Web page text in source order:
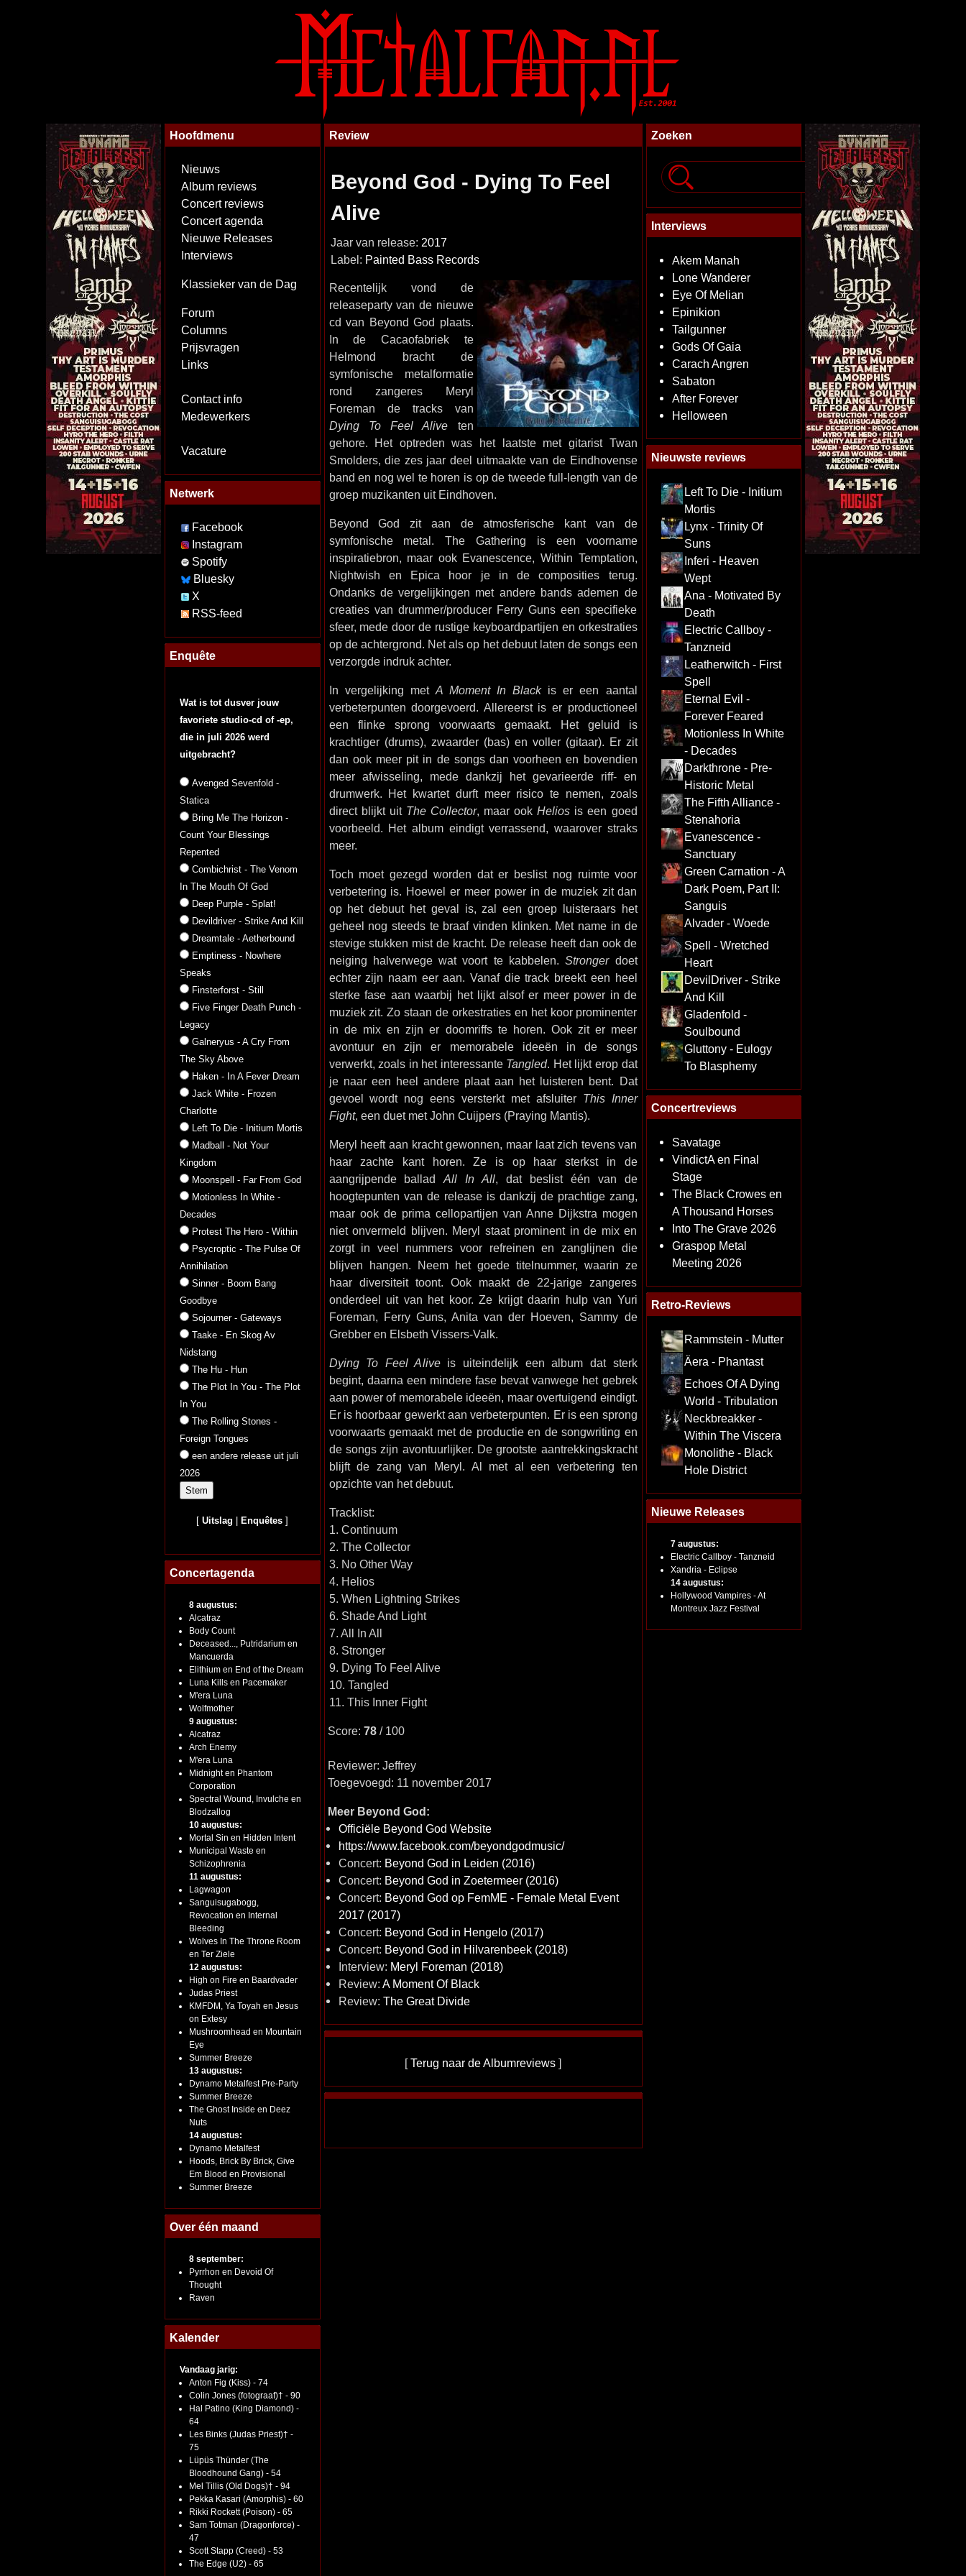
Hoofdmenu
Nieuws
Album reviews
Concert reviews
Concert agenda
Nieuwe Releases
Interviews
Klassieker van de Dag
Forum
Columns
Prijsvragen
Links
Contact info
Medewerkers
Vacature
Netwerk
Facebook
Instagram
Spotify
Bluesky
X
RSS-feed
Enquête
Wat is tot dusver jouw
favoriete studio-cd of -ep,
die in juli 2026 werd
uitgebracht?
Avenged Sevenfold -
Statica
Bring Me The Horizon -
Count Your Blessings
Repented
Combichrist - The Venom
In The Mouth Of God
Deep Purple - Splat!
Devildriver - Strike And Kill
Dreamtale - Aetherbound
Emptiness - Nowhere
Speaks
Finsterforst - Still
Five Finger Death Punch -
Legacy
Galneryus - A Cry From
The Sky Above
Haken - In A Fever Dream
Jack White - Frozen
Charlotte
Left To Die - Initium Mortis
Madball - Not Your
Kingdom
Moonspell - Far From God
Motionless In White -
Decades
Protest The Hero - Within
Psycroptic - The Pulse Of
Annihilation
Sinner - Boom Bang
Goodbye
Sojourner - Gateways
Taake - En Skog Av
Nidstang
The Hu - Hun
The Plot In You - The Plot
In You
The Rolling Stones -
Foreign Tongues
een andere release uit juli
2026
[Uitslag Enquêtes ]
Concertagenda
8 augustus:
Alcatraz
Body Count
Deceased..., Putridarium en
Mancuerda
Elithium en End of the Dream
Luna Kills en Pacemaker
M'era Luna
Wolfmother
9 augustus:
Alcatraz
Arch Enemy
M'era Luna
Midnight en Phantom
Corporation
Spectral Wound, Invulche en
Blodzallog
10 augustus:
Mortal Sin en Hidden Intent
Municipal Waste en
Schizophrenia
11 augustus:
Lagwagon
Sanguisugabogg,
Revocation en Internal
Bleeding
Wolves In The Throne Room
en Ter Ziele
12 augustus:
High on Fire en Baardvader
Judas Priest
KMFDM, Ya Toyah en Jesus
on Extesy
Mushroomhead en Mountain
Eye
Summer Breeze
13 augustus:
Dynamo Metalfest Pre-Party
Summer Breeze
The Ghost Inside en Deez
Nuts
14 augustus:
Dynamo Metalfest
Hoods, Brick By Brick, Give
Em Blood en Provisional
Summer Breeze
Over één maand
8 september:
Pyrrhon en Devoid Of
Thought
Raven
Kalender
Vandaag jarig:
Anton Fig (Kiss) - 74
Colin Jones (fotograaf)† - 90
Hal Patino (King Diamond) -
64
Les Binks (Judas Priest)† -
75
Lüpüs Thünder (The
Bloodhound Gang) - 54
Mel Tillis (Old Dogs)† - 94
Pekka Kasari (Amorphis) - 60
Rikki Rockett (Poison) - 65
Sam Totman (Dragonforce) -
47
Scott Stapp (Creed) - 53
The Edge (U2) - 65
Review
Beyond God - Dying To Feel
Alive
Jaar van release: 2017
Label: Painted Bass Records
Recentelijk vond de
releaseparty van de nieuwe
cd van Beyond God plaats.
In de Cacaofabriek te
Helmond bracht de
symfonische metalformatie
rond zangeres Meryl
Foreman de tracks van
Dying To Feel Alive ten
gehore. Het optreden was het laatste met gitarist Twan
Smolders, die zes jaar deel uitmaakte van de Eindhovense
band en nog wel te horen is op de tweede full-length van de
groep muzikanten uit Eindhoven.
Beyond God zit aan de atmosferische kant van de
symfonische metal. The Gathering is een voorname
inspiratiebron, maar ook Evanescence, Within Temptation,
Nightwish en Epica hoor je in de composities terug.
Ondanks de vergelijkingen met andere bands ademen de
creaties van drummer/producer Ferry Guns een specifieke
sfeer, mede door de rustige keyboardpartijen en orkestraties
op de achtergrond. Net als op het debuut laten de songs een
verzorgde indruk achter.
In vergelijking met A Moment In Blackis er een aantal
verbeterpunten doorgevoerd. Allereerst is er productioneel
een flinke sprong voorwaarts gemaakt. Het geluid is
krachtiger (drums), zwaarder (bas) en voller (gitaar). Er zit
dan ook meer pit in de songs dan voorheen en bovendien
meer afwisseling, mede dankzij het gevarieerde riff- en
drumwerk. Het kwartet durft meer risico te nemen, zoals
direct blijkt uit The Collector, maar ookHelios is een goed
voorbeeld. Het album eindigt verrassend, waarover straks
meer.
Toch moet gezegd worden dat er beslist nog ruimte voor
verbetering is. Hoewel er meer power in de muziek zit dan
op het debuut het geval is, zal een groep luisteraars het
geheel nog steeds te braaf vinden klinken. Met name in de
stevige stukken mist de kracht. De release heeft dan ook de
neiging halverwege wat voort te kabbelen.Strongerdoet
echter zijn naam eer aan. Vanaf die track breekt een heel
sterke fase aan waarbij het lijkt alsof er meer power in de
muziek zit. Zo staan de orkestraties en het koor prominenter
in de mix en zijn er doomriffs te horen. Ook zit er meer
avontuur en zijn er memorabele ideeën in de songs
verwerkt, zoals in het interessante Tangled. Het lijkt erop dat
je naar een heel andere plaat aan het luisteren bent. Dat
gevoel wordt nog eens versterkt met afsluiter This Inner
Fight, een duet met John Cuijpers (Praying Mantis).
Meryl heeft aan kracht gewonnen, maar laat zich tevens van
haar zachte kant horen. Ze is op haar sterkst in de
aangrijpende balladAll In All, dat beslist één van de
hoogtepunten van de release is dankzij de prachtige zang,
maar ook de prima cellopartijen van Anne Dijkstra mogen
niet onvermeld blijven. Meryl staat prominent in de mix en
zorgt in veel nummers voor refreinen en zanglijnen die
blijven hangen. Neem het goede titelnummer, waarin ze
haar diversiteit toont. Ook maakt de 22-jarige zangeres
onderdeel uit van het koor. Ze krijgt daarin hulp van Yuri
Foreman, Ferry Guns, Anita van der Hoeven, Sammy de
Grebber en Elsbeth Vissers-Valk.
Dying To Feel Aliveis uiteindelijk een album dat sterk
begint, daarna een mindere fase bevat vanwege het gebrek
aan power of memorabele ideeën, maar overtuigend eindigt.
Er is hoorbaar gewerkt aan verbeterpunten. Er is een sprong
voorwaarts gemaakt met de productie en de songwriting en
de songs zijn avontuurlijker. De grootste aantrekkingskracht
blijft de zang van Meryl. Al met al een verbetering ten
opzichte van het debuut.
Tracklist:
1. Continuum
2. The Collector
3. No Other Way
4. Helios
5. When Lightning Strikes
6. Shade And Light
7. All In All
8. Stronger
9. Dying To Feel Alive
10. Tangled
11. This Inner Fight
Score: 78/ 100
Reviewer: Jeffrey
Toegevoegd: 11 november 2017
Meer Beyond God:
Officiële Beyond God Website
https://www.facebook.com/beyondgodmusic/
Concert: Beyond God in Leiden (2016)
Concert: Beyond God in Zoetermeer (2016)
Concert: Beyond God op FemME - Female Metal Event
2017 (2017)
Concert: Beyond God in Hengelo (2017)
Concert: Beyond God in Hilvarenbeek (2018)
Interview: Meryl Foreman (2018)
Review: A Moment Of Black
Review: The Great Divide
[Terug naar de Albumreviews ]
Zoeken
Interviews
Akem Manah
Lone Wanderer
Eye Of Melian
Epinikion
Tailgunner
Gods Of Gaia
Carach Angren
Sabaton
After Forever
Helloween
Nieuwste reviews
Left To Die - Initium
Mortis
Lynx - Trinity Of
Suns
Inferi - Heaven
Wept
Ana - Motivated By
Death
Electric Callboy -
Tanzneid
Leatherwitch - First
Spell
Eternal Evil -
Forever Feared
Motionless In White
- Decades
Darkthrone - Pre-
Historic Metal
The Fifth Alliance -
Stenahoria
Evanescence -
Sanctuary
Green Carnation - A
Dark Poem, Part II:
Sanguis
Alvader - Woede
Spell - Wretched
Heart
DevilDriver - Strike
And Kill
Gladenfold -
Soulbound
Gluttony - Eulogy
To Blasphemy
Concertreviews
Savatage
VindictA en Final
Stage
The Black Crowes en
A Thousand Horses
Into The Grave 2026
Graspop Metal
Meeting 2026
Retro-Reviews
Rammstein - Mutter
Äera - Phantast
Echoes Of A Dying
World - Tribulation
Neckbreakker -
Within The Viscera
Monolithe - Black
Hole District
Nieuwe Releases
7 augustus:
Electric Callboy - Tanzneid
Xandria - Eclipse
14 augustus:
Hollywood Vampires - At
Montreux Jazz Festival